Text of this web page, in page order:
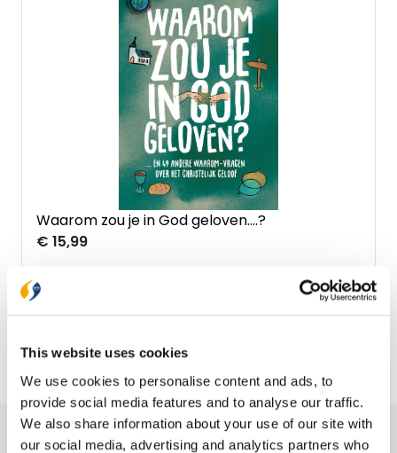
This website uses cookies
We use cookies to personalise content and ads, to
provide social media features and to analyse our traffic.
We also share information about your use of our site with
our social media, advertising and analytics partners who
Waarom zou je in God geloven....?
€ 15,99
Ons hele assortiment